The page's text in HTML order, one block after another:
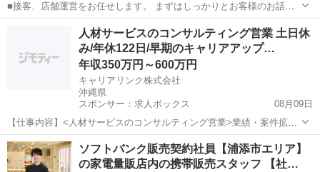
■接客、店舗運営をお任せします。 まずはしっかりとお客様のお話を
伺い、お客様に一番良い商品やプランを提案します。 売り場での接客
がメインですが、商品のPOP作りや在庫管理も大切な仕事です。スタ
ッフ同士で連携を取り、様々な仕事...
うるま市 その他
人材サービスのコンサルティング営業 土日休
み/年休122日/早期のキャリアアップ…
年収350万円～600万円
キャリアリンク株式会社
沖縄県
スポンサー：求人ボックス
08月09日
【仕事内容】<人材サービスのコンサルティング営業>業績・案件拡大
中につき体制構築中!! 仕事内容: 人材サービスのコンサルティング営
業、および派遣スタッフのフォロー、マネジメントをお任せします。
・クライアント対応 ・アポイント取...
正社員 / 契約社員
ソフトバンク販売契約社員【浦添市エリア】
の家電量販店内の携帯販売スタッフ 【社…